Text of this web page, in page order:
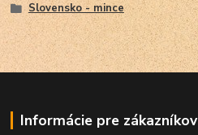
Slovensko - mince
Informácie pre zákazníkov